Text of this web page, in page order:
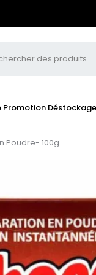
Promotion Déstockage
Poudre- 100g